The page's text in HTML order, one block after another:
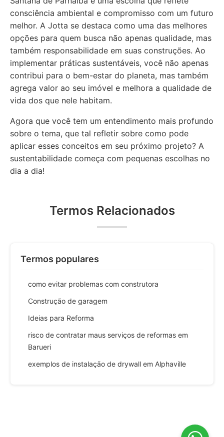
consciência ambiental e compromisso com um futuro
melhor. A Jotta se destaca como uma das melhores
opções para quem busca não apenas qualidade, mas
também responsabilidade em suas construções. Ao
implementar práticas sustentáveis, você não apenas
contribui para o bem-estar do planeta, mas também
agrega valor ao seu imóvel e melhora a qualidade de
vida dos que nele habitam.
Agora que você tem um entendimento mais profundo
sobre o tema, que tal refletir sobre como pode
aplicar esses conceitos em seu próximo projeto? A
sustentabilidade começa com pequenas escolhas no
dia a dia!
Termos Relacionados
Termos populares
como evitar problemas com construtora
Construção de garagem
Ideias para Reforma
risco de contratar maus serviços de reformas em
Barueri
exemplos de instalação de drywall em Alphaville